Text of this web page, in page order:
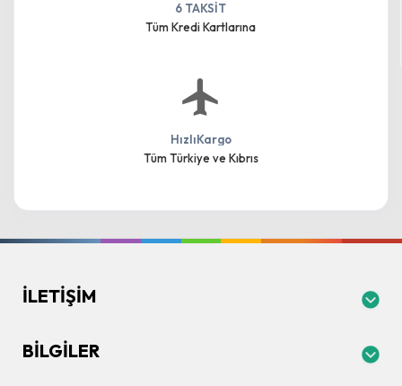
6 TAKSİT
Tüm Kredi Kartlarına
HızlıKargo
Tüm Türkiye ve Kıbrıs
İLETIŞIM
BILGILER